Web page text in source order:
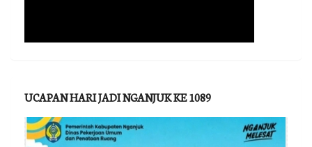
UCAPAN HARI JADI NGANJUK KE 1089